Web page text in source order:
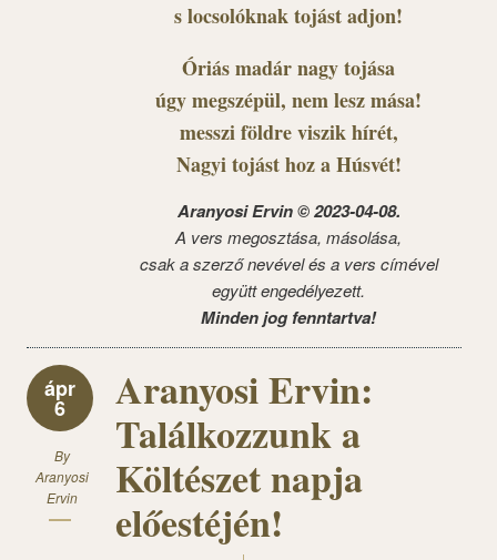
s locsolóknak tojást adjon!
Óriás madár nagy tojása
úgy megszépül, nem lesz mása!
messzi földre viszik hírét,
Nagyi tojást hoz a Húsvét!
Aranyosi Ervin © 2023-04-08.
A vers megosztása, másolása,
csak a szerző nevével és a vers címével
együtt engedélyezett.
Minden jog fenntartva!
ápr
6
By
Aranyosi
Ervin
Aranyosi Ervin:
Találkozzunk a
Költészet napja
előestéjén!